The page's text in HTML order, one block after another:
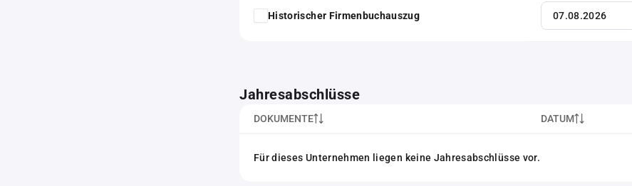
Historischer Firmenbuchauszug
Jahresabschlüsse
DOKUMENTE DATUM
Für dieses Unternehmen liegen keine Jahresabschlüsse vor.